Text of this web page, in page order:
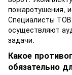
пожаротушения,
Специалисты
осуществляют
задачи.
Какое
обязательно